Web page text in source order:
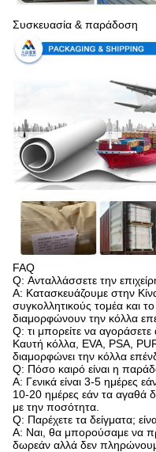
Συσκευασία & παράδοση
FAQ
Q: Ανταλλάσσετε την
Α: Κατασκευάζουμε στην
συγκολλητικούς τομέα και
διαμορφώνουν την κόλλα
Q: τι μπορείτε να
Καυτή κόλλα, EVA, PSA,
διαμορφώνει την κόλλα
Q: Πόσο καιρό είναι η
Α: Γενικά είναι 3-5 ημέρες
10-20 ημέρες εάν τα αγαθά
με την ποσότητα.
Q: Παρέχετε τα δείγματα;
Α: Ναι, θα μπορούσαμε να
δωρεάν αλλά δεν